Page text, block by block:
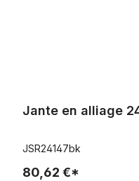
Jante en alliage
JSR24147bk
80,62 €*